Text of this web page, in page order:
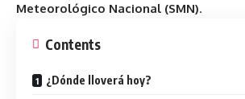
Meteorológico Nacional (SMN).
Contents
¿Dónde lloverá hoy?